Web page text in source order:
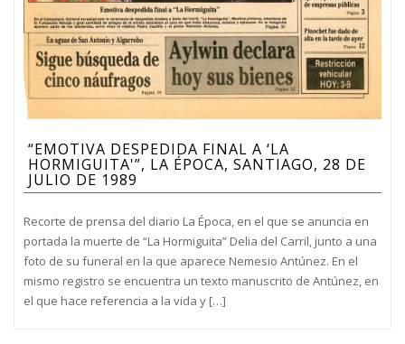
“EMOTIVA DESPEDIDA FINAL A ‘LA
HORMIGUITA'”, LA ÉPOCA, SANTIAGO, 28 DE
JULIO DE 1989
Recorte de prensa del diario La Época, en el que se anuncia en
portada la muerte de “La Hormiguita” Delia del Carril, junto a una
foto de su funeral en la que aparece Nemesio Antúnez. En el
mismo registro se encuentra un texto manuscrito de Antúnez, en
el que hace referencia a la vida y […]